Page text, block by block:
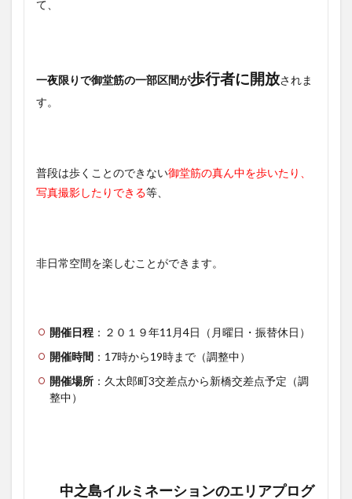
て、
一夜限りで御堂筋の一部区間が歩行者に開放されま
す。
普段は歩くことのできない御堂筋の真ん中を歩いたり、
写真撮影したりできる等、
非日常空間を楽しむことができます。
開催日程 ：２０１９年11月4日（月曜日・振替休日）
開催時間 ：17時から19時まで（調整中）
開催場所 ：久太郎町3交差点から新橋交差点予定（調
整中）
中之島イルミネーションのエリアプログ